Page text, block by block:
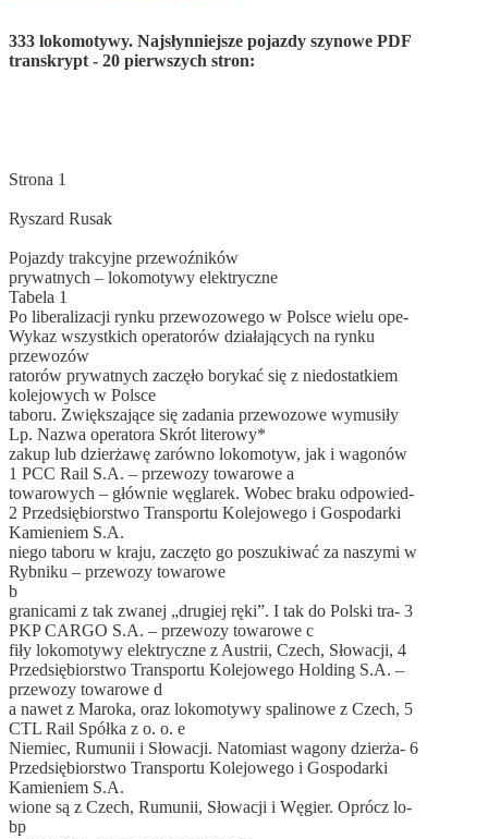
333 lokomotywy. Najsłynniejsze pojazdy szynowe PDF
transkrypt - 20 pierwszych stron: